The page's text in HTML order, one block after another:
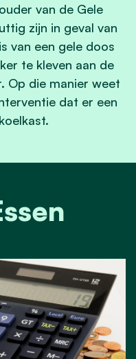
van de Gele
zijn in geval van
van een gele doos
te kleven aan de
Op die manier weet
dat er een